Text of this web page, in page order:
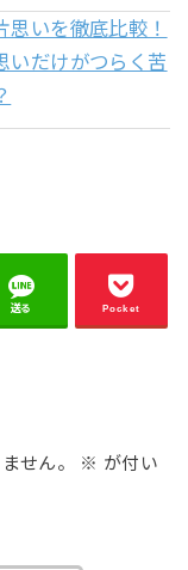
思いを徹底比較！
いだけがつらく苦
送る Pocket
せん。 ※ が付い